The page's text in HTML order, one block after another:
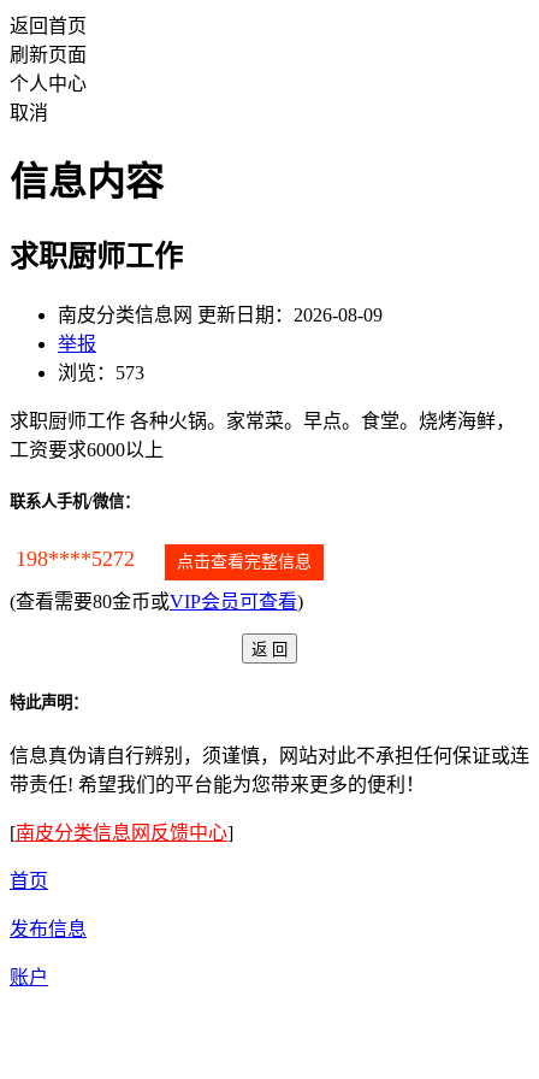
返回首页
刷新页面
个人中心
取消
信息内容
求职厨师工作
南皮分类信息网 更新日期：2026-08-09
举报
浏览：573
求职厨师工作 各种火锅。家常菜。早点。食堂。烧烤海鲜，
工资要求6000以上
联系人手机/微信：
198****5272 点击查看完整信息
(查看需要80金币或VIP会员可查看)
特此声明：
信息真伪请自行辨别，须谨慎，网站对此不承担任何保证或连
带责任! 希望我们的平台能为您带来更多的便利！
[南皮分类信息网反馈中心]
首页
发布信息
账户